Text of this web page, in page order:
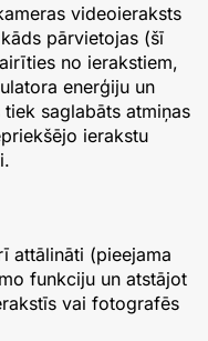
videoieraksts
pārvietojas (šī
no ierakstiem,
enerģiju un
saglabāts atmiņas
ierakstu
attālināti (pieejama
funkciju un atstājot
vai fotografēs